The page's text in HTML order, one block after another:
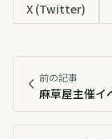
X (Twitter)
前の記事
麻草屋主催イ